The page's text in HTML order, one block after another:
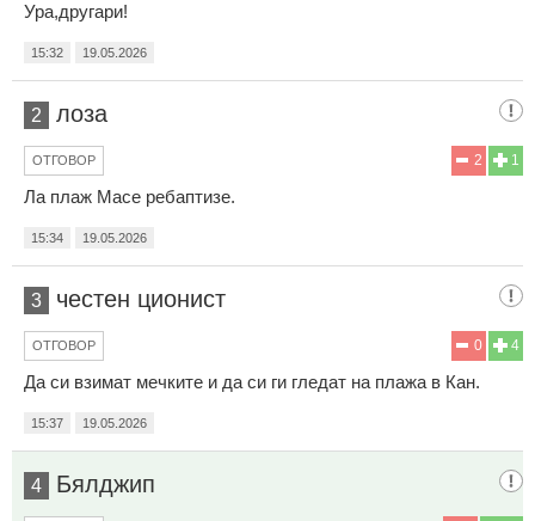
Ура,другари!
15:32 19.05.2026
2 лоза
1
2
ОТГОВОР
Ла плаж Масе ребаптизе.
15:34 19.05.2026
3 честен ционист
4
0
ОТГОВОР
Да си взимат мечките и да си ги гледат на плажа в Кан.
15:37 19.05.2026
4 Бялджип